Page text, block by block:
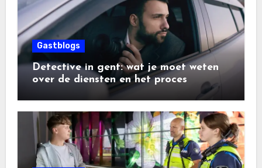
Gastblogs
Detective in gent: wat je moet weten
over de diensten en het proces